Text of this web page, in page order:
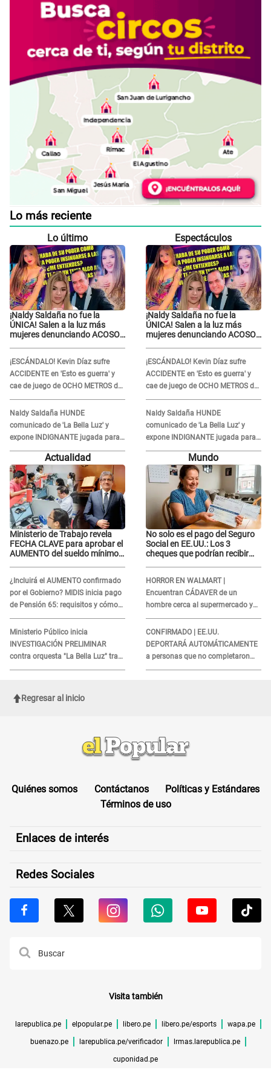
Lo más reciente
Lo último
¡Naldy Saldaña no fue la
ÚNICA! Salen a la luz más
mujeres denunciando ACOSO
¡ESCÁNDALO! Kevin Díaz sufre
ACCIDENTE en 'Esto es guerra' y
cae de juego de OCHO METROS de
altura: "La colchoneta se rompe..."
Naldy Saldaña HUNDE
comunicado de 'La Bella Luz' y
expone INDIGNANTE jugada para
DEFENDER a director: "Que he
tenido algo..."
Espectáculos
¡Naldy Saldaña no fue la
ÚNICA! Salen a la luz más
mujeres denunciando ACOSO
¡ESCÁNDALO! Kevin Díaz sufre
ACCIDENTE en 'Esto es guerra' y
cae de juego de OCHO METROS de
altura: "La colchoneta se rompe..."
Naldy Saldaña HUNDE
comunicado de 'La Bella Luz' y
expone INDIGNANTE jugada para
DEFENDER a director: "Que he
tenido algo..."
Actualidad
Ministerio de Trabajo revela
FECHA CLAVE para aprobar el
AUMENTO del sueldo mínimo:
¿Incluirá el AUMENTO confirmado
por el Gobierno? MIDIS inicia pago
de Pensión 65: requisitos y cómo
obtener el beneficio economico
Ministerio Público inicia
INVESTIGACIÓN PRELIMINAR
contra orquesta "La Bella Luz" tras
DENUNCIA de Naldy Saldaña
Mundo
No solo es el pago del Seguro
Social en EE.UU.: Los 3
cheques que podrían recibir
HORROR EN WALMART |
Encuentran CÁDAVER de un
hombre cerca al supermercado y
esto reveló la autopsia que le
realizaron
CONFIRMADO | EE.UU.
DEPORTARÁ AUTOMÁTICAMENTE
a personas que no completaron
este formulario clave
Regresar al inicio
Quiénes somos Contáctanos
Políticas y Estándares
Términos de uso
Enlaces de interés
Redes Sociales
Visita también
larepublica.pe elpopular.pe libero.pe libero.pe/esports wapa.pe
buenazo.pe larepublica.pe/verificador lrmas.larepublica.pe
cuponidad.pe